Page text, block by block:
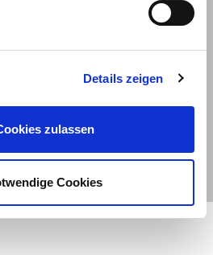
Details zeigen
zulassen
Cookies
PARTNERS